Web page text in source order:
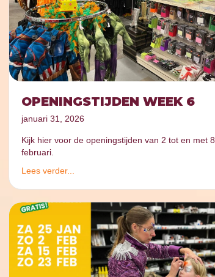
OPENINGSTIJDEN WEEK 6
januari 31, 2026
Kijk hier voor de openingstijden van 2 tot en met 8
februari.
Lees verder...